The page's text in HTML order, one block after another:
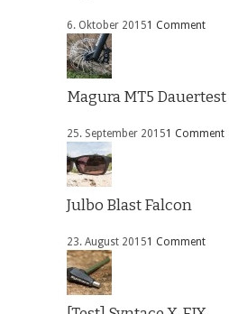
6. Oktober 20151 Comment
Magura MT5 Dauertest
25. September 20151 Comment
Julbo Blast Falcon
23. August 20151 Comment